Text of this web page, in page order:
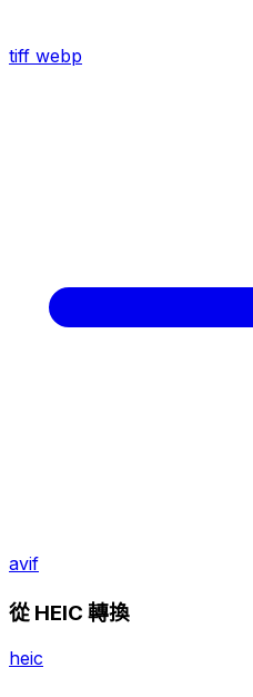
tiff webp
avif
從 HEIC 轉換
heic